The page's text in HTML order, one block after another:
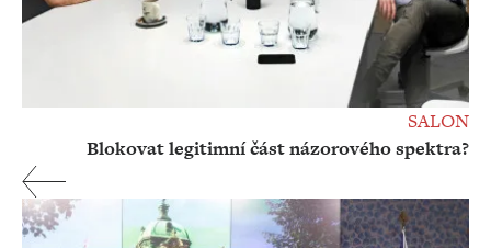
SALON
Blokovat legitimní část názorového spektra?